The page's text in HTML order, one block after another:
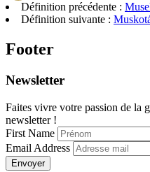
Définition précédente :
Définition suivante :
Footer
Newsletter
Faites vivre votre passion de la
newsletter !
First Name
Email Address
Envoyer